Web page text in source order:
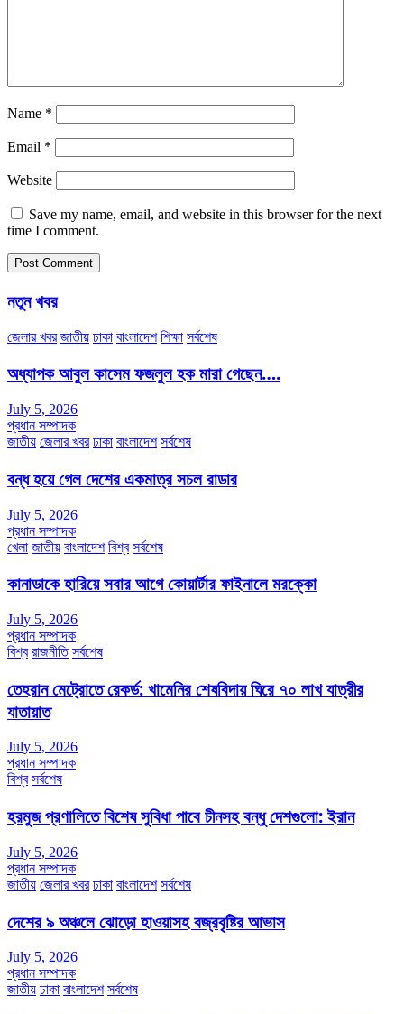
Name *
Email *
Website
Save my name, email, and website in this browser for the next
time I comment.
নতুন খবর
জেলার খবর জাতীয় ঢাকা বাংলাদেশ শিক্ষা সর্বশেষ
অধ্যাপক আবুল কাসেম ফজলুল হক মারা গেছেন….
July 5, 2026
প্রধান সম্পাদক
জাতীয় জেলার খবর ঢাকা বাংলাদেশ সর্বশেষ
বন্ধ হয়ে গেল দেশের একমাত্র সচল রাডার
July 5, 2026
প্রধান সম্পাদক
খেলা জাতীয় বাংলাদেশ বিশ্ব সর্বশেষ
কানাডাকে হারিয়ে সবার আগে কোয়ার্টার ফাইনালে মরক্কো
July 5, 2026
প্রধান সম্পাদক
বিশ্ব রাজনীতি সর্বশেষ
তেহরান মেট্রোতে রেকর্ড: খামেনির শেষবিদায় ঘিরে ৭০ লাখ যাত্রীর
যাতায়াত
July 5, 2026
প্রধান সম্পাদক
বিশ্ব সর্বশেষ
হরমুজ প্রণালিতে বিশেষ সুবিধা পাবে চীনসহ বন্ধু দেশগুলো: ইরান
July 5, 2026
প্রধান সম্পাদক
জাতীয় জেলার খবর ঢাকা বাংলাদেশ সর্বশেষ
দেশের ৯ অঞ্চলে ঝোড়ো হাওয়াসহ বজ্রবৃষ্টির আভাস
July 5, 2026
প্রধান সম্পাদক
জাতীয় ঢাকা বাংলাদেশ সর্বশেষ